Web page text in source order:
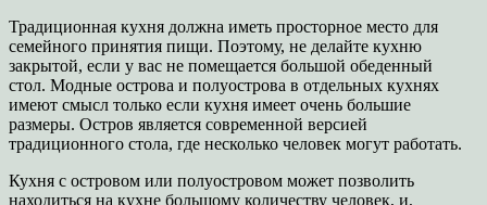
Традиционная кухня должна иметь просторное место для
семейного принятия пищи. Поэтому, не делайте кухню
закрытой, если у вас не помещается большой обеденный
стол. Модные острова и полуострова в отдельных кухнях
имеют смысл только если кухня имеет очень большие
размеры. Остров является современной версией
традиционного стола, где несколько человек могут работать.
Кухня с островом или полуостровом может позволить
находиться на кухне большому количеству человек, и,